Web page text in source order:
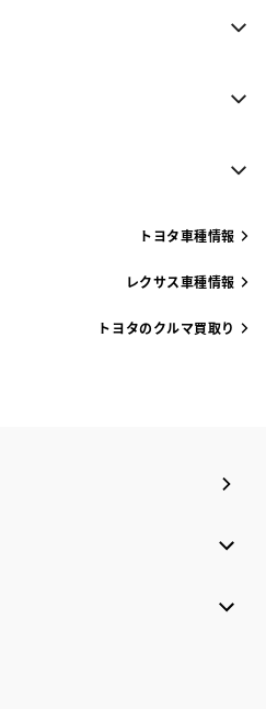
トヨタ車種情報
レクサス車種情報
トヨタのクルマ買取り